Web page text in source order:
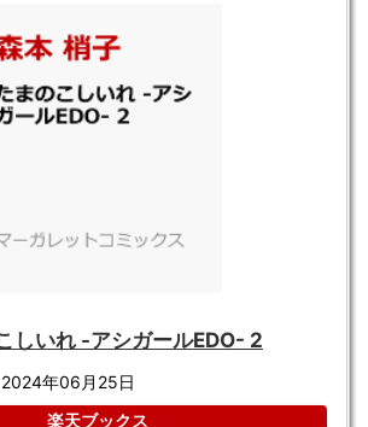
しいれ -アシガールEDO- 2
年06月25日
楽天ブックス